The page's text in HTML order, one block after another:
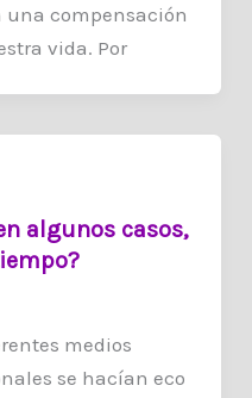
una compensación
vida. Por
algunos casos,
medios
se hacían eco